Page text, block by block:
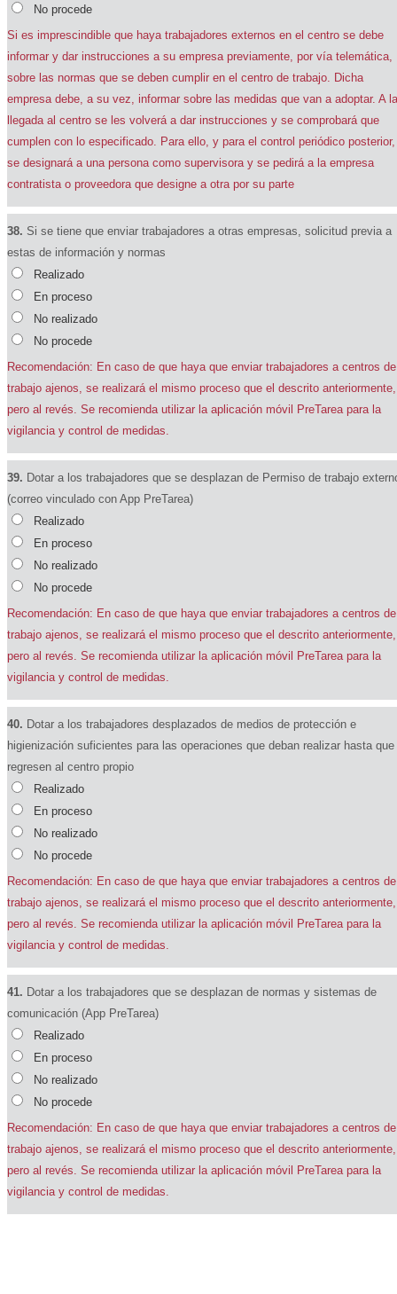
No procede
Si es imprescindible que haya trabajadores externos en el centro se debe
informar y dar instrucciones a su empresa previamente, por vía telemática,
sobre las normas que se deben cumplir en el centro de trabajo. Dicha
empresa debe, a su vez, informar sobre las medidas que van a adoptar. A la
llegada al centro se les volverá a dar instrucciones y se comprobará que
cumplen con lo especificado. Para ello, y para el control periódico posterior,
se designará a una persona como supervisora y se pedirá a la empresa
contratista o proveedora que designe a otra por su parte
38. Si se tiene que enviar trabajadores a otras empresas, solicitud previa a
estas de información y normas
Realizado
En proceso
No realizado
No procede
Recomendación: En caso de que haya que enviar trabajadores a centros de
trabajo ajenos, se realizará el mismo proceso que el descrito anteriormente,
pero al revés. Se recomienda utilizar la aplicación móvil PreTarea para la
vigilancia y control de medidas.
39. Dotar a los trabajadores que se desplazan de Permiso de trabajo
(correo vinculado con App PreTarea)
Realizado
En proceso
No realizado
No procede
Recomendación: En caso de que haya que enviar trabajadores a centros de
trabajo ajenos, se realizará el mismo proceso que el descrito anteriormente,
pero al revés. Se recomienda utilizar la aplicación móvil PreTarea para la
vigilancia y control de medidas.
40. Dotar a los trabajadores desplazados de medios de protección e
higienización suficientes para las operaciones que deban realizar hasta que
regresen al centro propio
Realizado
En proceso
No realizado
No procede
Recomendación: En caso de que haya que enviar trabajadores a centros de
trabajo ajenos, se realizará el mismo proceso que el descrito anteriormente,
pero al revés. Se recomienda utilizar la aplicación móvil PreTarea para la
vigilancia y control de medidas.
41. Dotar a los trabajadores que se desplazan de normas y sistemas de
comunicación (App PreTarea)
Realizado
En proceso
No realizado
No procede
Recomendación: En caso de que haya que enviar trabajadores a centros de
trabajo ajenos, se realizará el mismo proceso que el descrito anteriormente,
pero al revés. Se recomienda utilizar la aplicación móvil PreTarea para la
vigilancia y control de medidas.